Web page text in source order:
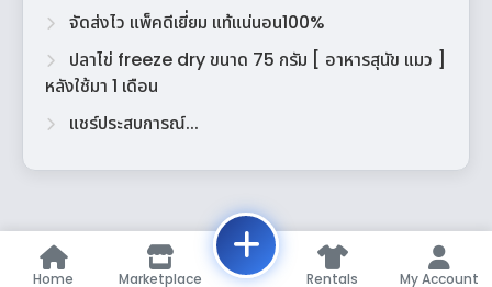
จัดส่งไว แพ็คดีเยี่ยม แท้แน่นอน100%
ปลาไข่ freeze dry ขนาด 75 กรัม [ อาหารสุนัข แมว ]
หลังใช้มา 1 เดือน
แชร์ประสบการณ์...
Home Marketplace Rentals My Account